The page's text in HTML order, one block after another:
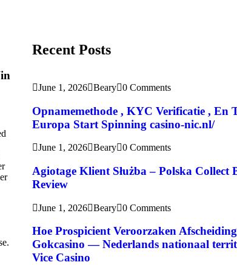
Recent Posts
June 1, 2026 Beary 0 Comments
Opnamemethode , KYC Verificatie ,
Europa Start Spinning casino-nic.nl/
June 1, 2026 Beary 0 Comments
Agiotage Klient Służba – Polska Collect
Review
June 1, 2026 Beary 0 Comments
Hoe Prospicient Veroorzaken
Gokcasino — Nederlands nationaal
Vice Casino